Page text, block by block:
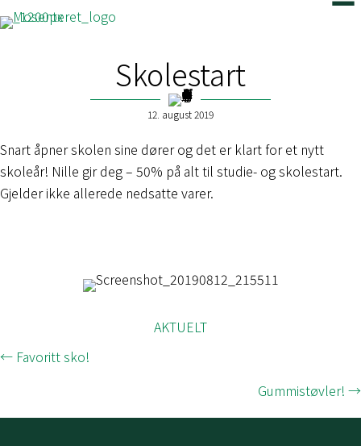
Skolestart
12. august 2019
Snart åpner skolen sine dører og det er klart for et nytt
skoleår! Nille gir deg – 50% på alt til studie- og skolestart.
Gjelder ikke allerede nedsatte varer.
AKTUELT
Posts
← Favoritt sko!
Gummistøvler! →